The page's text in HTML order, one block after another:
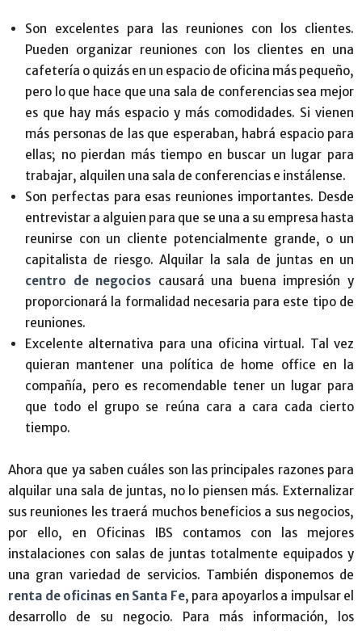
Son excelentes para las reuniones con los clientes.
Pueden organizar reuniones con los clientes en una
cafetería o quizás en un espacio de oficina más pequeño,
pero lo que hace que una sala de conferencias sea mejor
es que hay más espacio y más comodidades. Si vienen
más personas de las que esperaban, habrá espacio para
ellas; no pierdan más tiempo en buscar un lugar para
trabajar, alquilen una sala de conferencias e instálense.
Son perfectas para esas reuniones importantes. Desde
entrevistar a alguien para que se una a su empresa hasta
reunirse con un cliente potencialmente grande, o un
capitalista de riesgo. Alquilar la sala de juntas en un
centro de negocios causará una buena impresión y
proporcionará la formalidad necesaria para este tipo de
reuniones.
Excelente alternativa para una oficina virtual. Tal vez
quieran mantener una política de home office en la
compañía, pero es recomendable tener un lugar para
que todo el grupo se reúna cara a cara cada cierto
tiempo.
Ahora que ya saben cuáles son las principales razones para
alquilar una sala de juntas, no lo piensen más. Externalizar
sus reuniones les traerá muchos beneficios a sus negocios,
por ello, en Oficinas IBS contamos con las mejores
instalaciones con salas de juntas totalmente equipados y
una gran variedad de servicios. También disponemos de
renta de oficinas en Santa Fe, para apoyarlos a impulsar el
desarrollo de su negocio. Para más información, los